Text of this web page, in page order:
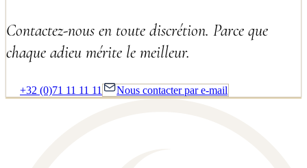
Contactez-nous en toute discrétion. Parce que
chaque adieu mérite le meilleur.
+32 (0)71 11 11 11 Nous contacter par e-mail